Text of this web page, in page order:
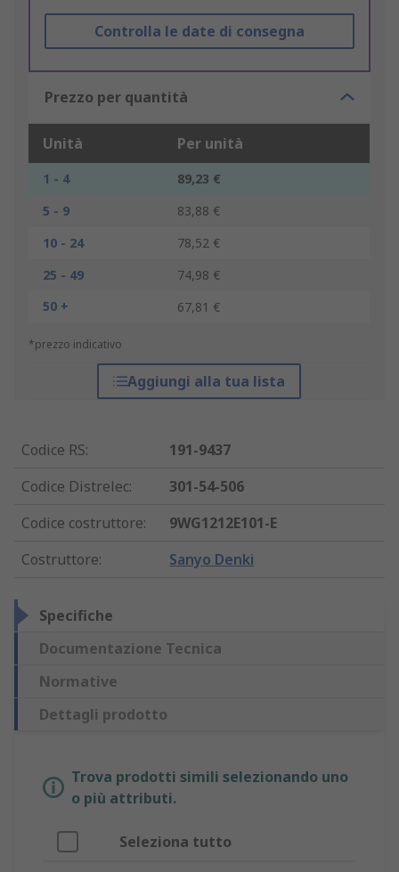
Controlla le date di consegna
Prezzo per quantità
Unità Per unità
1 - 4
89,23 €
5 - 9
83,88 €
10 - 24
78,52 €
25 - 49
74,98 €
50 +
67,81 €
*prezzo indicativo
Aggiungi alla tua lista
Codice RS:
191-9437
Codice Distrelec:
301-54-506
Codice costruttore:
9WG1212E101-E
Costruttore: Sanyo Denki
Specifiche
Documentazione Tecnica
Normative
Dettagli prodotto
Trova prodotti simili selezionando uno
o più attributi.
Seleziona tutto